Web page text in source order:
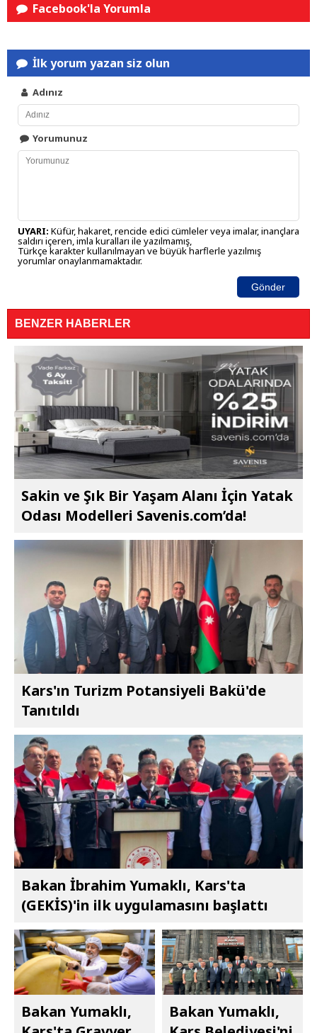
Facebook'la Yorumla
İlk yorum yazan siz olun
Adınız
Yorumunuz
UYARI: Küfür, hakaret, rencide edici cümleler veya imalar, inançlara
saldırı içeren, imla kuralları ile yazılmamış,
Türkçe karakter kullanılmayan ve büyük harflerle yazılmış
yorumlar onaylanmamaktadır.
Gönder
BENZER HABERLER
Sakin ve Şık Bir Yaşam Alanı İçin Yatak
Odası Modelleri Savenis.com’da!
Kars'ın Turizm Potansiyeli Bakü'de
Tanıtıldı
Bakan İbrahim Yumaklı, Kars'ta
(GEKİS)'in ilk uygulamasını başlattı
Bakan Yumaklı,
Bakan Yumaklı,